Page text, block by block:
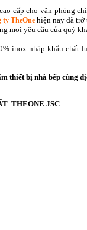
cấp cho văn phòng
ty TheOnehiện nay đã trở
mọi yêu cầu của quý
inox nhập khẩu chất
thiết bị nhà bếp cùng
THEONE JSC